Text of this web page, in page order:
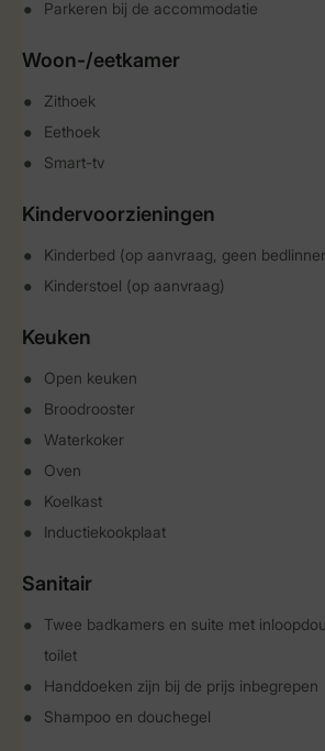
Parkeren bij de accommodatie
Woon-/eetkamer
Zithoek
Eethoek
Smart-tv
Kindervoorzieningen
Kinderbed (op aanvraag, geen
Kinderstoel (op aanvraag)
Keuken
Open keuken
Broodrooster
Waterkoker
Oven
Koelkast
Inductiekookplaat
Sanitair
Twee badkamers en suite met
toilet
Handdoeken zijn bij de prijs inbegrepen
Shampoo en douchegel